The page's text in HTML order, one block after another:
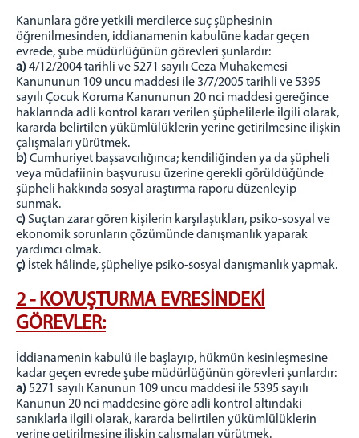
Oltu Seçim Müdürlüğü
Oltu Denetimli Serbestlik Müdürlüğü
Denetimli Serbestlik Mevzuatı
Denetimli Serbestlik Görevleri
Denetimli Serbestlik Koruma Kurulları
Denetimli Serbestlik Sıkça Sorulan Sorular
Denetimli Serbestlik Ulaşım ve İletişim
MÜLHAKATLAR
Şenkaya Adliyesi
Oltu T Tipi Kapalı Ceza İnfaz Kurumu
Narman Açık Ceza İnfaz Kurumu
İLETİŞİM
Ulaşım ve İletişim Bilgileri
Kanunlara göre yetkili mercilerce suç şüphesinin
öğrenilmesinden, iddianamenin kabulüne kadar geçen
evrede, şube müdürlüğünün görevleri şunlardır:
a)4/12/2004 tarihli ve 5271 sayılı Ceza Muhakemesi
Kanununun 109 uncu maddesi ile 3/7/2005 tarihli ve 5395
sayılı Çocuk Koruma Kanununun 20 nci maddesi gereğince
haklarında adli kontrol kararı verilen şüphelilerle ilgili olarak,
kararda belirtilen yükümlülüklerin yerine getirilmesine ilişkin
çalışmaları yürütmek.
b)Cumhuriyet başsavcılığınca; kendiliğinden ya da şüpheli
veya müdafiinin başvurusu üzerine gerekli görüldüğünde
şüpheli hakkında sosyal araştırma raporu düzenleyip
sunmak.
c)Suçtan zarar gören kişilerin karşılaştıkları, psiko-sosyal ve
ekonomik sorunların çözümünde danışmanlık yaparak
yardımcı olmak.
ç) İstek hâlinde, şüpheliye psiko-sosyal danışmanlık yapmak.
2 - KOVUŞTURMA EVRESİNDEKİ
GÖREVLER:
İddianamenin kabulü ile başlayıp, hükmün kesinleşmesine
kadar geçen evrede şube müdürlüğünün görevleri şunlardır:
a)5271 sayılı Kanunun 109 uncu maddesi ile 5395 sayılı
Kanunun 20 nci maddesine göre adli kontrol altındaki
sanıklarla ilgili olarak, kararda belirtilen yükümlülüklerin
yerine getirilmesine ilişkin çalışmaları yürütmek.